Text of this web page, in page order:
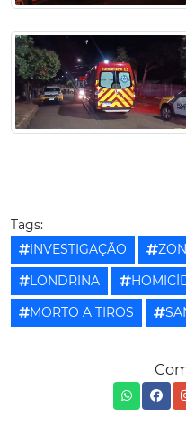
Tags:
INVESTIGAÇÃO
LONDRINA
MORTO A TIROS